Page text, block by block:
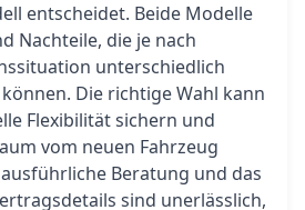
entscheidet. Beide Modelle
Nachteile, die je nach
unterschiedlich
Die richtige Wahl kann
Flexibilität sichern und
vom neuen Fahrzeug
Beratung und das
sind unerlässlich,